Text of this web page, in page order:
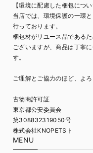
【環境に配慮した梱包につい
当店では、環境保護の一環
行っております。
梱包材がリユース品である
ございますが、商品は丁寧
す。
ご理解とご協力のほど、よ
古物商許可証
東京都公安委員会
第308832319050号
株式会社KNOPETSト
MENU